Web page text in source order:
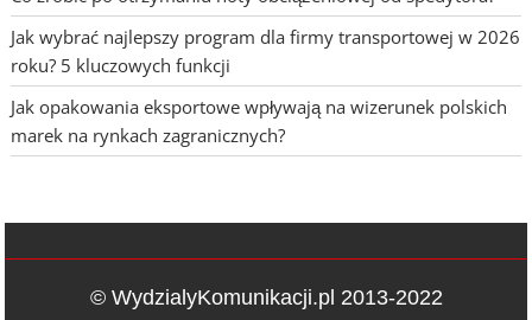
Jak wybrać najlepszy program dla firmy transportowej w 2026
roku? 5 kluczowych funkcji
Jak opakowania eksportowe wpływają na wizerunek polskich
marek na rynkach zagranicznych?
© WydzialyKomunikacji.pl 2013-2022